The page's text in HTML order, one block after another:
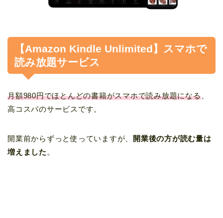
【Amazon Kindle Unlimited】スマホで
読み放題サービス
月額980円でほとんどの書籍がスマホで読み放題になる、
高コスパのサービスです。
開業前からずっと使っていますが、
開業後の方が読む量は
増えました 。